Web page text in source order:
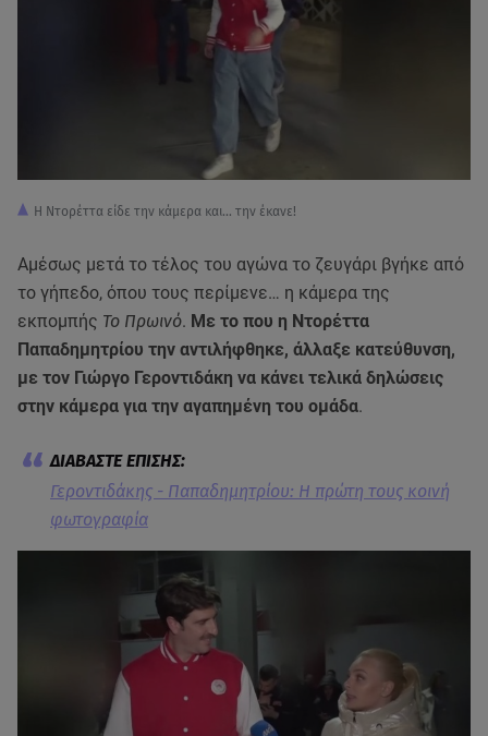
Η Ντορέττα είδε την κάμερα και... την έκανε!
Αμέσως μετά το τέλος του αγώνα το ζευγάρι βγήκε από
το γήπεδο, όπου τους περίμενε… η κάμερα της
εκπομπής Το Πρωινό. Με το που η Ντορέττα
Παπαδημητρίου την αντιλήφθηκε, άλλαξε κατεύθυνση,
με τον Γιώργο Γεροντιδάκη να κάνει τελικά δηλώσεις
στην κάμερα για την αγαπημένη του ομάδα.
Γεροντιδάκης - Παπαδημητρίου: Η πρώτη τους κοινή
φωτογραφία